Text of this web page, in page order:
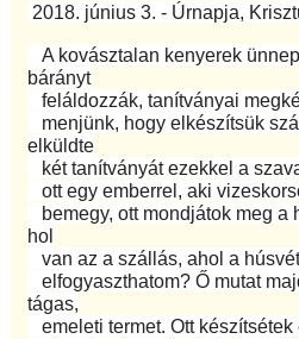
2018. június 3. - Úrnapja,
A kovásztalan kenyerek
bárányt
feláldozzák, tanítványai
menjünk, hogy elkészítsük
elküldte
két tanítványát ezekkel a
ott egy emberrel, aki
bemegy, ott mondjátok meg a
hol
van az a szállás, ahol a
elfogyaszthatom? Ő mutat
tágas,
emeleti termet. Ott